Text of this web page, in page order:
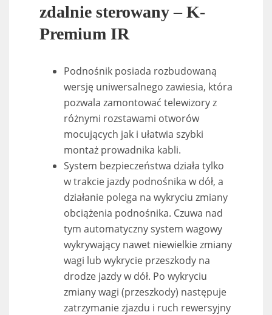
zdalnie sterowany – K-
Premium IR
Podnośnik posiada rozbudowaną
wersję uniwersalnego zawiesia, która
pozwala zamontować telewizory z
różnymi rozstawami otworów
mocujących jak i ułatwia szybki
montaż prowadnika kabli.
System bezpieczeństwa działa tylko
w trakcie jazdy podnośnika w dół, a
działanie polega na wykryciu zmiany
obciążenia podnośnika. Czuwa nad
tym automatyczny system wagowy
wykrywający nawet niewielkie zmiany
wagi lub wykrycie przeszkody na
drodze jazdy w dół. Po wykryciu
zmiany wagi (przeszkody) następuje
zatrzymanie zjazdu i ruch rewersyjny